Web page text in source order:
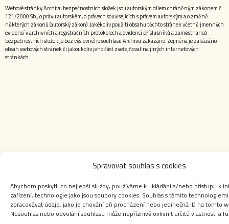
Spravovat souhlas s cookies
Abychom poskytli co nejlepší služby, používáme k ukládání a/nebo přístupu k
zařízení, technologie jako jsou soubory cookies. Souhlas s těmito
zpracovávat údaje, jako je chování při procházení nebo jedinečná ID na tomto
Nesouhlas nebo odvolání souhlasu může nepříznivě ovlivnit určité vlastnosti a
Webové stránky Archivu bezpečnostních složek jsou autorským dílem chráněným zákonem č.
121/2000 Sb., o právu autorském, o právech souvisejících s právem autorským a o změně
některých zákonů (autorský zákon). Jakékoliv použití obsahu těchto stránek včetně jmenných
evidencí v archivních a registračních protokolech a evidencí příslušníků a zaměstnanců
bezpečnostních složek je bez výslovného souhlasu Archivu zakázáno. Zejména je zakázáno
obsah webových stránek či jakoukoliv jeho část zveřejňovat na jiných internetových
stránkách.